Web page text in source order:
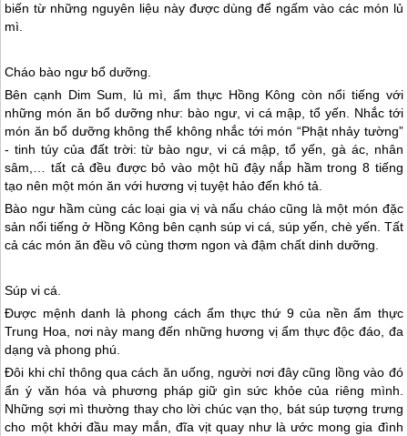
biến từ những nguyên liệu này được dùng để ngấm vào các món lủ
mì.
Cháo bào ngư bổ dưỡng.
Bên cạnh Dim Sum, lủ mì, ẩm thực Hồng Kông còn nổi tiếng với
những món ăn bổ dưỡng như: bào ngư, vi cá mập, tổ yến. Nhắc tới
món ăn bổ dưỡng không thể không nhắc tới món “Phật nhảy tường”
- tinh túy của đất trời: từ bào ngư, vi cá mập, tổ yến, gà ác, nhân
sâm,… tất cả đều được bỏ vào một hũ đậy nắp hầm trong 8 tiếng
tạo nên một món ăn với hương vị tuyệt hảo đến khó tả.
Bào ngư hầm cùng các loại gia vị và nấu cháo cũng là một món đặc
sản nổi tiếng ở Hồng Kông bên cạnh súp vi cá, súp yến, chè yến. Tất
cả các món ăn đều vô cùng thơm ngon và đậm chất dinh dưỡng.
Súp vi cá.
Được mệnh danh là phong cách ẩm thực thứ 9 của nền ẩm thực
Trung Hoa, nơi này mang đến những hương vị ẩm thực độc đáo, đa
dạng và phong phú.
Đôi khi chỉ thông qua cách ăn uống, người nơi đây cũng lồng vào đó
ẩn ý văn hóa và phương pháp giữ gìn sức khỏe của riêng mình.
Những sợi mì thường thay cho lời chúc vạn thọ, bát súp tượng trưng
cho một khởi đầu may mắn, đĩa vịt quay như là ước mong gia đình